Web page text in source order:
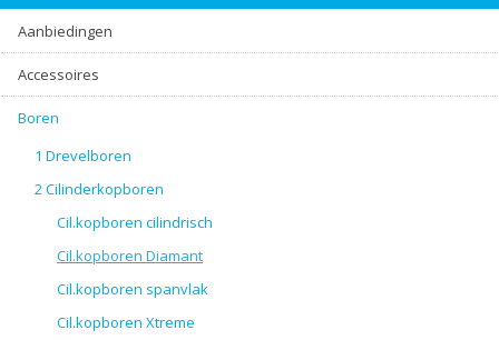
Aanbiedingen
Accessoires
Boren
1 Drevelboren
2 Cilinderkopboren
Cil.kopboren cilindrisch
Cil.kopboren Diamant
Cil.kopboren spanvlak
Cil.kopboren Xtreme